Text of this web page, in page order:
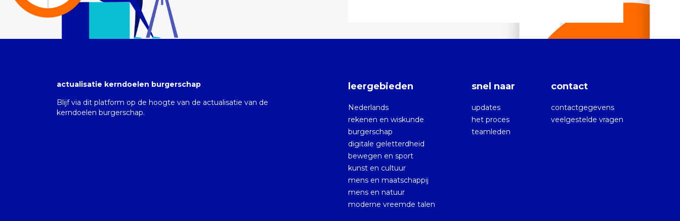
actualisatie kerndoelen burgerschap
Blijf via dit platform op de hoogte van de actualisatie van de
kerndoelen burgerschap.
leergebieden
Nederlands
rekenen en wiskunde
burgerschap
digitale geletterdheid
bewegen en sport
kunst en cultuur
mens en maatschappij
mens en natuur
moderne vreemde talen
snel naar
updates
het proces
teamleden
contact
contactgegevens
veelgestelde vragen